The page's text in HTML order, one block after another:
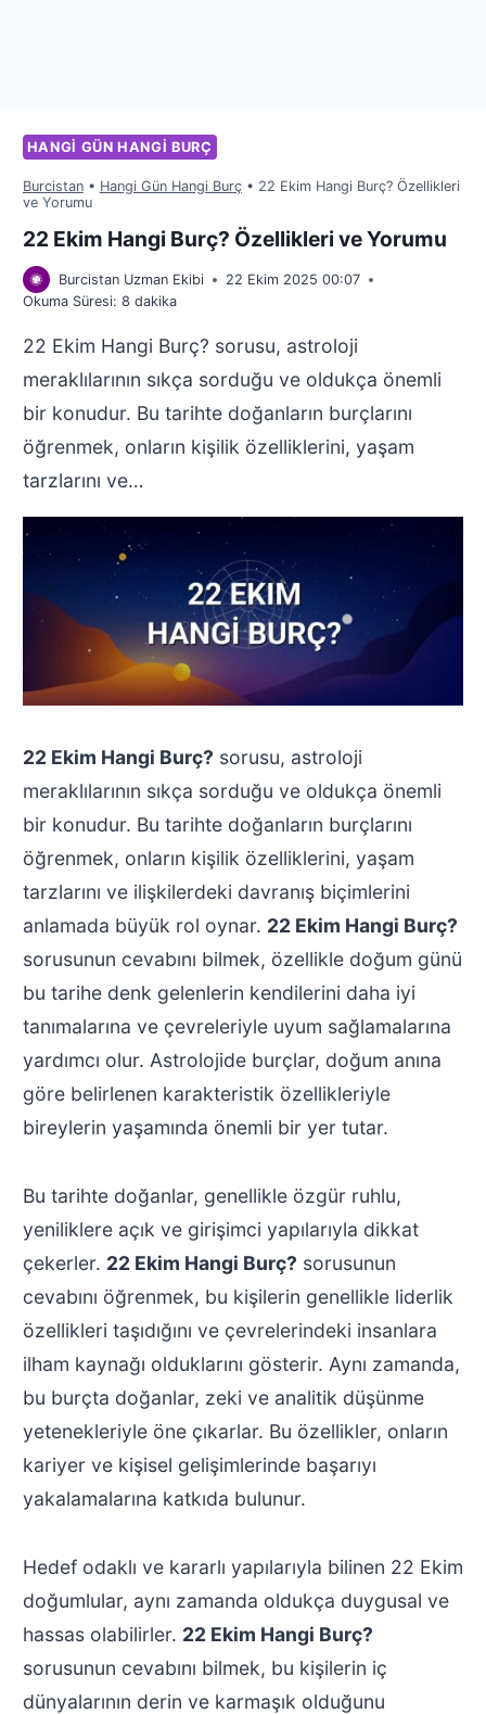
HANGI GÜN HANGI BURÇ
Burcistan• Hangi Gün Hangi Burç• 22 Ekim Hangi Burç? Özellikleri
ve Yorumu
22 Ekim Hangi Burç? Özellikleri ve Yorumu
Burcistan Uzman Ekibi
22 Ekim 2025 00:07
Okuma Süresi: 8 dakika
22 Ekim Hangi Burç? sorusu, astroloji
meraklılarının sıkça sorduğu ve oldukça önemli
bir konudur. Bu tarihte doğanların burçlarını
öğrenmek, onların kişilik özelliklerini, yaşam
tarzlarını ve…
22 Ekim Hangi Burç? sorusu, astroloji
meraklılarının sıkça sorduğu ve oldukça önemli
bir konudur. Bu tarihte doğanların burçlarını
öğrenmek, onların kişilik özelliklerini, yaşam
tarzlarını ve ilişkilerdeki davranış biçimlerini
anlamada büyük rol oynar. 22 Ekim Hangi Burç?
sorusunun cevabını bilmek, özellikle doğum günü
bu tarihe denk gelenlerin kendilerini daha iyi
tanımalarına ve çevreleriyle uyum sağlamalarına
yardımcı olur. Astrolojide burçlar, doğum anına
göre belirlenen karakteristik özellikleriyle
bireylerin yaşamında önemli bir yer tutar.
Bu tarihte doğanlar, genellikle özgür ruhlu,
yeniliklere açık ve girişimci yapılarıyla dikkat
çekerler. 22 Ekim Hangi Burç? sorusunun
cevabını öğrenmek, bu kişilerin genellikle liderlik
özellikleri taşıdığını ve çevrelerindeki insanlara
ilham kaynağı olduklarını gösterir. Aynı zamanda,
bu burçta doğanlar, zeki ve analitik düşünme
yetenekleriyle öne çıkarlar. Bu özellikler, onların
kariyer ve kişisel gelişimlerinde başarıyı
yakalamalarına katkıda bulunur.
Hedef odaklı ve kararlı yapılarıyla bilinen 22 Ekim
doğumlular, aynı zamanda oldukça duygusal ve
hassas olabilirler. 22 Ekim Hangi Burç?
sorusunun cevabını bilmek, bu kişilerin iç
dünyalarının derin ve karmaşık olduğunu